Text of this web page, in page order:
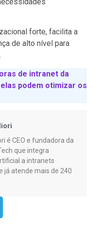
forte, facilita a
de alto nível para
de intranet da
podem otimizar os
é CEO e fundadora da
que integra
a intranets
já atende mais de 240